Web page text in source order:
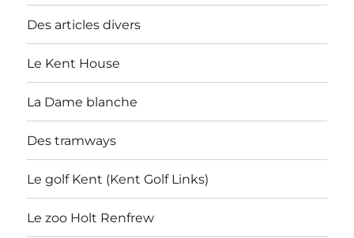
Des articles divers
Le Kent House
La Dame blanche
Des tramways
Le golf Kent (Kent Golf Links)
Le zoo Holt Renfrew